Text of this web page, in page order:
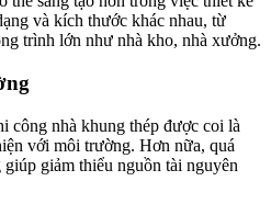
và kích thước khác nhau, từ
trình lớn như nhà kho, nhà xưởng.
công nhà khung thép được coi là
với môi trường. Hơn nữa, quá
giảm thiểu nguồn tài nguyên